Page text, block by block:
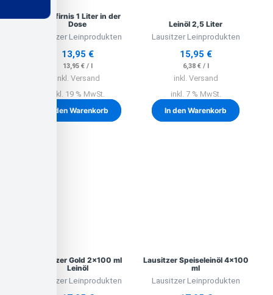
Leinölfirnis 1 Liter in der
Dose
Lausitzer Leinprodukten
13,95 €
13,95 €/ l
inkl. Versand
inkl. 19 % MwSt.
In den Warenkorb
Leinöl 2,5 Liter
Lausitzer Leinprodukten
15,95 €
6,38 €/ l
inkl. Versand
inkl. 7 % MwSt.
In den Warenkorb
Lausitzer Gold 2×100 ml
Leinöl
Lausitzer Leinprodukten
Lausitzer Speiseleinöl 4×100
ml
Lausitzer Leinprodukten